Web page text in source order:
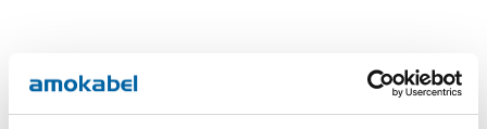
Nedlastinger